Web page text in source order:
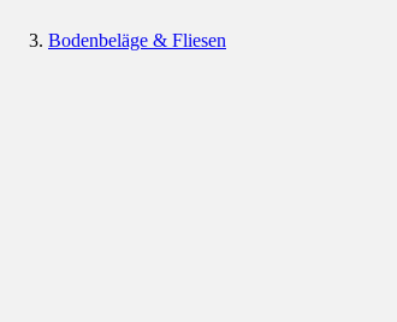
Bodenbeläge & Fliesen